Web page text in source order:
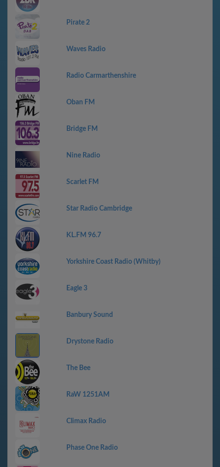
Pirate 2
Waves Radio
Radio Carmarthenshire
Oban FM
Bridge FM
Nine Radio
Scarlet FM
Star Radio Cambridge
KL.FM 96.7
Yorkshire Coast Radio (Whitby)
Eagle 3
Banbury Sound
Drystone Radio
The Bee
RaW 1251AM
Climax Radio
Phase One Radio